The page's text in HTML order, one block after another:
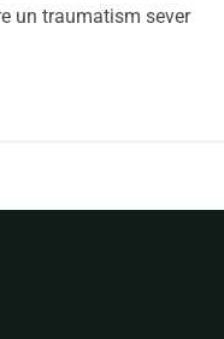
un traumatism sever